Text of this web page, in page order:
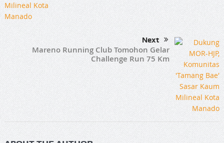
Next
Mareno Running Club Tomohon Gelar
Challenge Run 75 Km